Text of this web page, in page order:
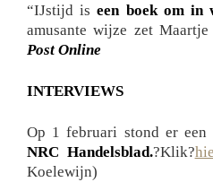
“IJstijd iseen boek om in
amusante wijze zet
Post Online
INTERVIEWS
Op 1 februari stond er
NRC Handelsblad.?Klik?
Koelewijn)